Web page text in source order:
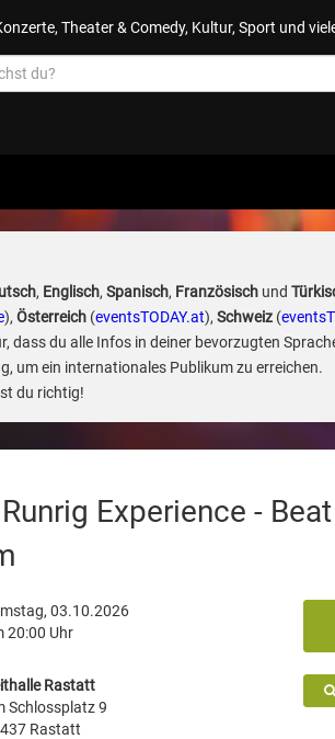
Theater & Comedy, Kultur, Sport und
, Englisch, Spanisch, Französischund
), Österreich(eventsTODAY.at), Schweiz(
du alle Infos in deiner bevorzugten
um ein internationales Publikum zu erreichen.
du richtig!
Experience -
03.10.2026
20:00 Uhr
Rastatt
Schlossplatz 9
Rastatt